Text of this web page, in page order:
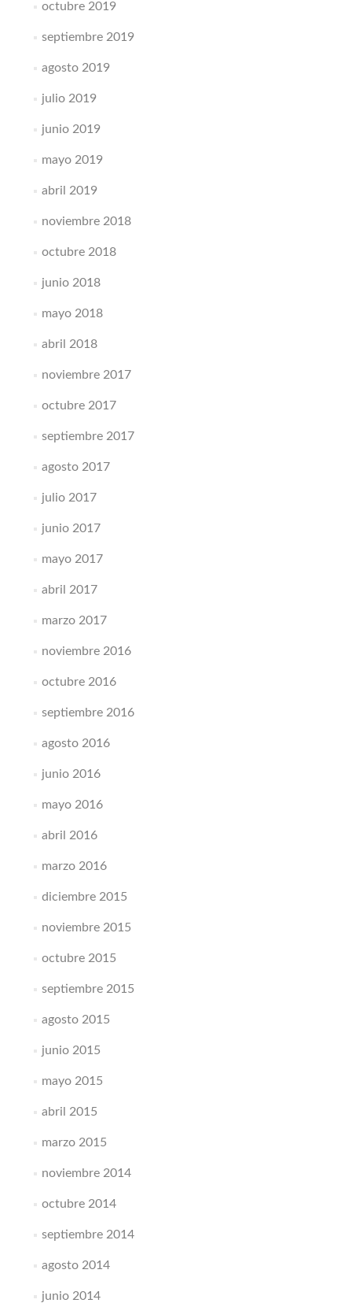
octubre 2019
septiembre 2019
agosto 2019
julio 2019
junio 2019
mayo 2019
abril 2019
noviembre 2018
octubre 2018
junio 2018
mayo 2018
abril 2018
noviembre 2017
octubre 2017
septiembre 2017
agosto 2017
julio 2017
junio 2017
mayo 2017
abril 2017
marzo 2017
noviembre 2016
octubre 2016
septiembre 2016
agosto 2016
junio 2016
mayo 2016
abril 2016
marzo 2016
diciembre 2015
noviembre 2015
octubre 2015
septiembre 2015
agosto 2015
junio 2015
mayo 2015
abril 2015
marzo 2015
noviembre 2014
octubre 2014
septiembre 2014
agosto 2014
junio 2014